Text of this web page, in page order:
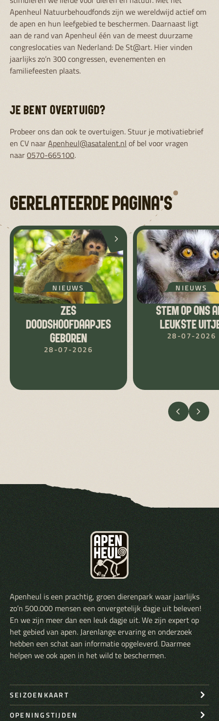
Apenheul Natuurbehoudfonds zijn we wereldwijd actief om
de apen en hun leefgebied te beschermen. Daarnaast ligt
aan de rand van Apenheul één van de meest duurzame
congreslocaties van Nederland: De St@art. Hier vinden
jaarlijks zo’n 300 congressen, evenementen en
familiefeesten plaats.
JE BENT OVERTUIGD?
Probeer ons dan ook te overtuigen. Stuur je motivatiebrief
en CV naarApenheul@asatalent.nl of bel voor vragen
naar0570-665100.
GERELATEERDE PAGINA'S
NIEUWS
ZES
DOODSHOOFDAAPJES
GEBOREN
28-07-2026
NIEUWS
STEM OP ONS
LEUKSTE
28-07-2026
VORIGE
Apenheul is een prachtig, groen dierenpark waar jaarlijks
zo’n 500.000 mensen een onvergetelijk dagje uit beleven!
En we zijn meer dan een leuk dagje uit. We zijn expert op
het gebied van apen. Jarenlange ervaring en onderzoek
hebben een schat aan informatie opgeleverd. Daarmee
helpen we ook apen in het wild te beschermen.
SEIZOENKAART
OPENINGSTIJDEN